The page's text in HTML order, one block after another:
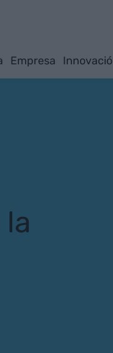
Empresa Innovació